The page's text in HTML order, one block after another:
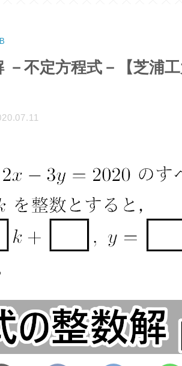
－不定方程式－【芝浦